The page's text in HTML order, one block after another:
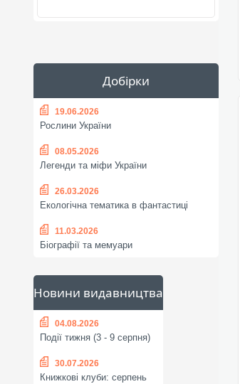
Добірки
19.06.2026
Рослини України
08.05.2026
Легенди та міфи України
26.03.2026
Екологічна тематика в фантастиці
11.03.2026
Біографії та мемуари
Новини видавництва
04.08.2026
Події тижня (3 - 9 серпня)
30.07.2026
Книжкові клуби: серпень